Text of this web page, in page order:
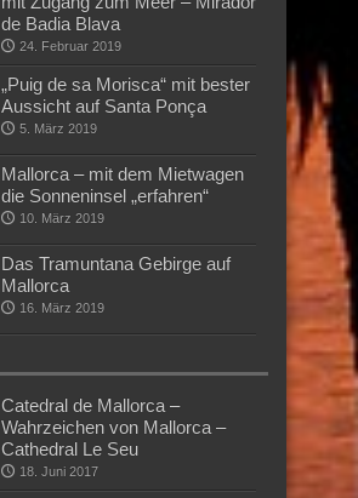
de Badia Blava
24. Februar 2019
„Puig de sa Morisca“ mit bester
Aussicht auf Santa Ponça
5. März 2019
Mallorca – mit dem Mietwagen
die Sonneninsel „erfahren“
10. März 2019
Das Tramuntana Gebirge auf
Mallorca
16. März 2019
Catedral de Mallorca –
Wahrzeichen von Mallorca –
Cathedral Le Seu
18. Juni 2017